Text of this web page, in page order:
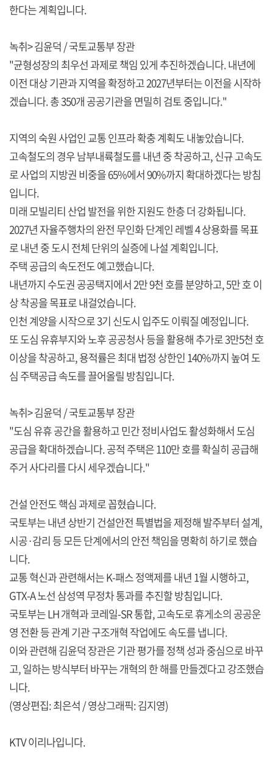
한다는 계획입니다.
녹취> 김윤덕 / 국토교통부 장관
"균형성장의 최우선 과제로 책임 있게 추진하겠습니다. 내년에
이전 대상 기관과 지역을 확정하고 2027년부터는 이전을 시작하
겠습니다. 총 350개 공공기관을 면밀히 검토 중입니다."
지역의 숙원 사업인 교통 인프라 확충 계획도 내놓았습니다.
고속철도의 경우 남부내륙철도를 내년 중 착공하고, 신규 고속도
로 사업의 지방권 비중을 65%에서 90%까지 확대하겠다는 방침
입니다.
미래 모빌리티 산업 발전을 위한 지원도 한층 더 강화됩니다.
2027년 자율주행차의 완전 무인화 단계인 레벨 4 상용화를 목표
로 내년 중 도시 전체 단위의 실증에 나설 계획입니다.
주택 공급의 속도전도 예고했습니다.
내년까지 수도권 공공택지에서 2만 9천 호를 분양하고, 5만 호 이
상 착공을 목표로 내걸었습니다.
인천 계양을 시작으로 3기 신도시 입주도 이뤄질 예정입니다.
또 도심 유휴부지와 노후 공공청사 등을 활용해 추가로 3만5천 호
이상을 착공하고, 용적률은 최대 법정 상한인 140%까지 높여 도
심 주택공급 속도를 끌어올릴 방침입니다.
녹취> 김윤덕 / 국토교통부 장관
"도심 유휴 공간을 활용하고 민간 정비사업도 활성화해서 도심
공급을 확대하겠습니다. 공적 주택은 110만 호를 확실히 공급해
주거 사다리를 다시 세우겠습니다."
건설 안전도 핵심 과제로 꼽혔습니다.
국토부는 내년 상반기 건설안전 특별법을 제정해 발주부터 설계,
시공·감리 등 모든 단계에서의 안전 책임을 명확히 하기로 했습
니다.
교통 혁신과 관련해서는 K-패스 정액제를 내년 1월 시행하고,
GTX-A 노선 삼성역 무정차 통과를 추진할 방침입니다.
국토부는 LH 개혁과 코레일-SR 통합, 고속도로 휴게소의 공공운
영 전환 등 관계 기관 구조개혁 작업에도 속도를 냅니다.
이와 관련해 김윤덕 장관은 기관 평가를 정책 성과 중심으로 바꾸
고, 일하는 방식부터 바꾸는 개혁의 한 해를 만들겠다고 강조했습
니다.
(영상편집: 최은석 / 영상그래픽: 김지영)
KTV 이리나입니다.